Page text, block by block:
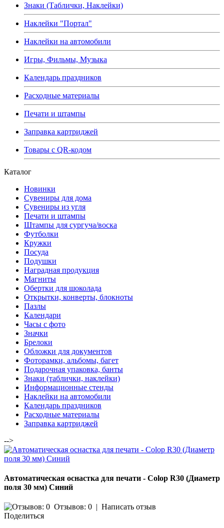
Знаки (Таблички, Наклейки)
Наклейки "Портал"
Наклейки на автомобили
Игры, Фильмы, Музыка
Календарь праздников
Расходные материалы
Печати и штампы
Заправка картриджей
Товары с QR-кодом
Каталог
Новинки
Сувениры для дома
Сувениры из угля
Печати и штампы
Штампы для сургуча/воска
Футболки
Кружки
Посуда
Подушки
Наградная продукция
Магниты
Обертки для шоколада
Открытки, конверты, блокноты
Пазлы
Календари
Часы с фото
Значки
Брелоки
Обложки для документов
Фоторамки, альбомы, багет
Подарочная упаковка, банты
Знаки (таблички, наклейки)
Информационные стенды
Наклейки на автомобили
Календарь праздников
Расходные материалы
Заправка картриджей
-->
Автоматическая оснастка для печати - Colop R30 (Диаметр
поля 30 мм) Синий
Отзывов: 0 | Написать отзыв
Поделиться